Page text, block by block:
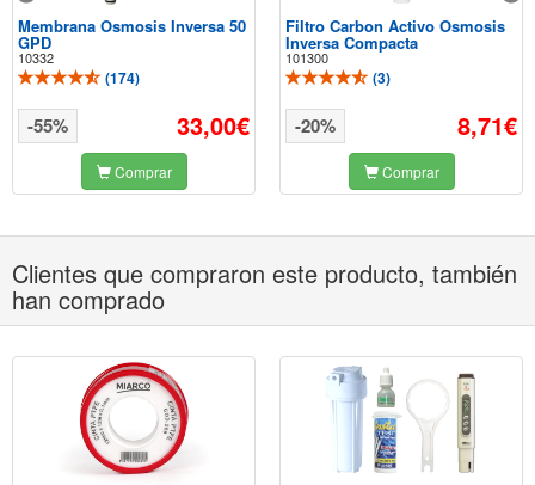
Membrana Osmosis Inversa 50
GPD
10332
(174)
33,00€
-55%
Comprar
Filtro Carbon Activo Osmosis
Inversa Compacta
101300
(3)
8,71€
-20%
Comprar
Clientes que compraron este producto, también
han comprado